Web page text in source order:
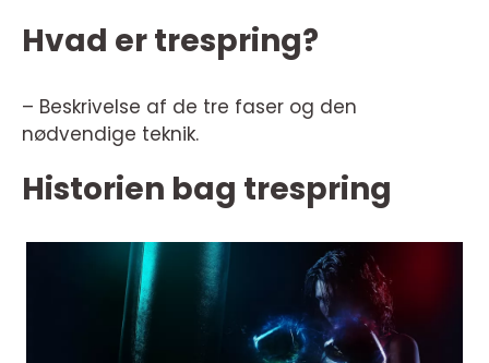
Hvad er trespring?
– Beskrivelse af de tre faser og den
nødvendige teknik.
Historien bag trespring